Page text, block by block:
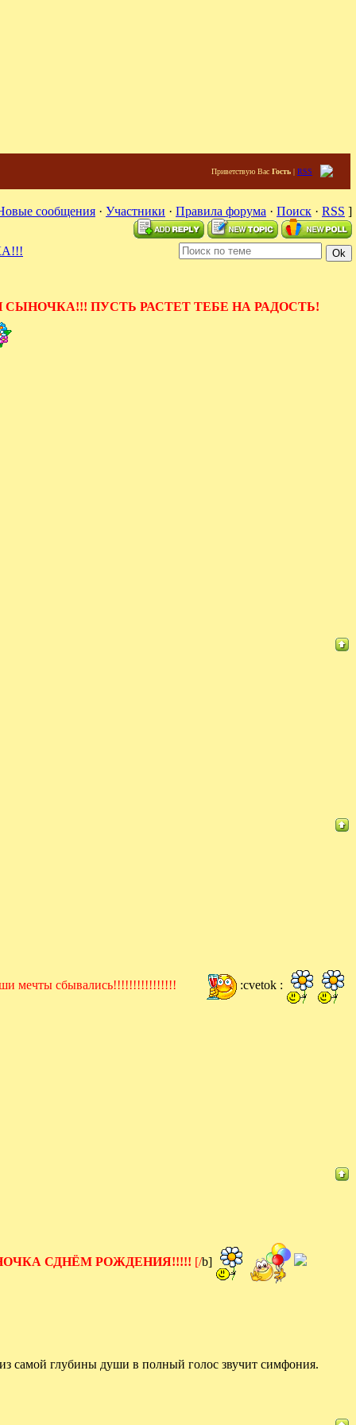
Приветствую Вас Гость | RSS
сообщения · Участники · Правила форума · Поиск · RSS ]
ПУСТЬ РАСТЕТ ТЕБЕ НА РАДОСТЬ!
мечты сбывались!!!!!!!!!!!!!!!! :cvetok :
СДНЁМ РОЖДЕНИЯ!!!!! [/b]
самой глубины души в полный голос звучит симфония.